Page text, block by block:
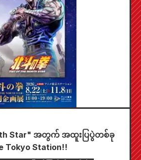
Star" အတွက် အထူးပြပွဲတစ်ခု
Tokyo Station!!